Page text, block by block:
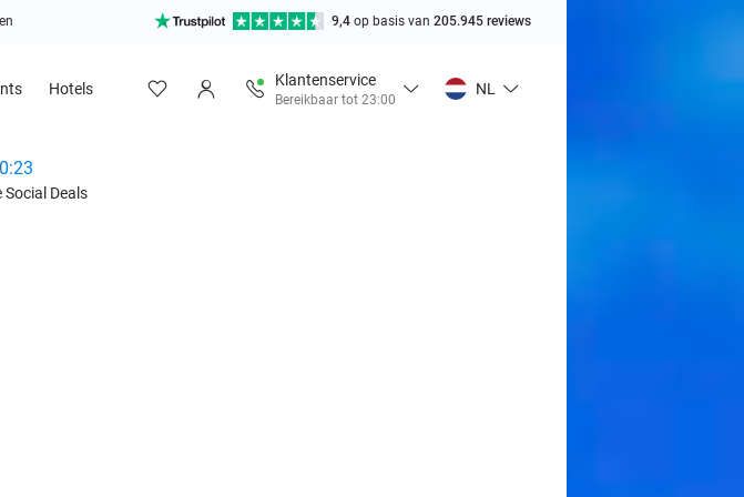
9,4 op basis van 205.945 reviews
Hotels
Klantenservice
Bereikbaar tot 23:00
NL
Deals